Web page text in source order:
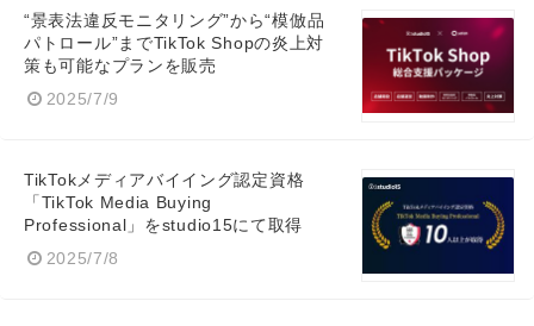
“景表法違反モニタリング”から“模倣品
パトロール”までTikTok Shopの炎上対
策も可能なプランを販売
2025/7/9
TikTokメディアバイイング認定資格
「TikTok Media Buying
Professional」をstudio15にて取得
2025/7/8